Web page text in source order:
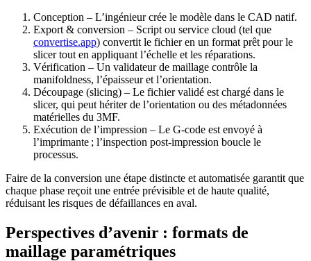
Conception – L’ingénieur crée le modèle dans le CAD natif.
Export & conversion – Script ou service cloud (tel que
convertise.app) convertit le fichier en un format prêt pour le
slicer tout en appliquant l’échelle et les réparations.
Vérification – Un validateur de maillage contrôle la
manifoldness, l’épaisseur et l’orientation.
Découpage (slicing) – Le fichier validé est chargé dans le
slicer, qui peut hériter de l’orientation ou des métadonnées
matérielles du 3MF.
Exécution de l’impression – Le G‑code est envoyé à
l’imprimante ; l’inspection post‑impression boucle le
processus.
Faire de la conversion une étape distincte et automatisée garantit que
chaque phase reçoit une entrée prévisible et de haute qualité,
réduisant les risques de défaillances en aval.
Perspectives d’avenir : formats de
maillage paramétriques